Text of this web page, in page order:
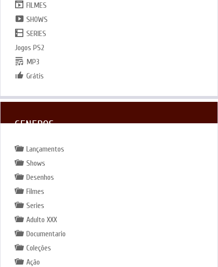
FILMES
SHOWS
SERIES
Jogos PS2
MP3
Grátis
GENEROS
Lançamentos
Shows
Desenhos
Filmes
Series
Adulto XXX
Documentario
Coleções
Ação